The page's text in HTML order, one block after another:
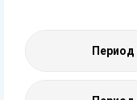
Период